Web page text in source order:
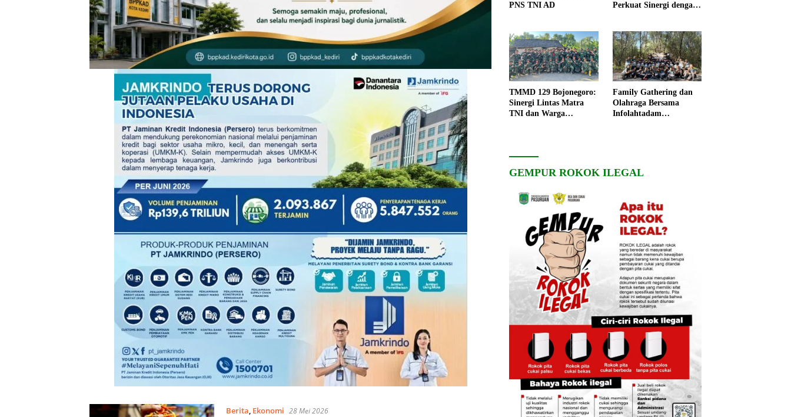
Berita, Ekonomi 28 Mei 2026
PNS TNI AD
Perkuat Sinergi dengan
TMMD 129 Bojonegoro:
Sinergi Lintas Matra
TNI dan Warga
Family Gathering dan
Olahraga Bersama
Infolahtadam
GEMPUR ROKOK ILEGAL